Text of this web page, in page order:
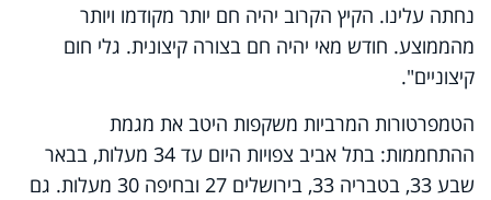
נחתה עלינו. הקיץ הקרוב יהיה חם יותר מקודמו ויותר
מהממוצע. חודש מאי יהיה חם בצורה קיצונית. גלי חום
קיצוניים".
הטמפרטורות המרביות משקפות היטב את מגמת
ההתחממות: בתל אביב צפויות היום עד 34 מעלות, בבאר
שבע 33, בטבריה 33, בירושלים 27 ובחיפה 30 מעלות. גם